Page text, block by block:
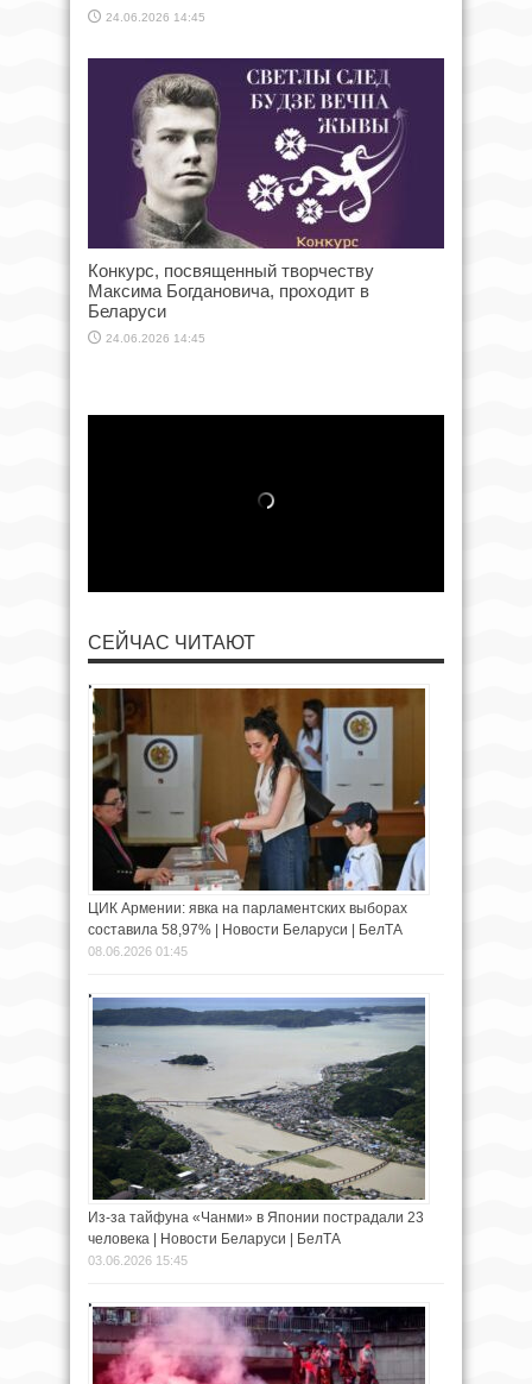
24.06.2026 14:45
Конкурс, посвященный творчеству
Максима Богдановича, проходит в
Беларуси
24.06.2026 14:45
СЕЙЧАС ЧИТАЮТ
ЦИК Армении: явка на парламентских выборах
составила 58,97% | Новости Беларуси | БелТА
08.06.2026 01:45
Из-за тайфуна «Чанми» в Японии пострадали 23
человека | Новости Беларуси | БелТА
03.06.2026 15:45